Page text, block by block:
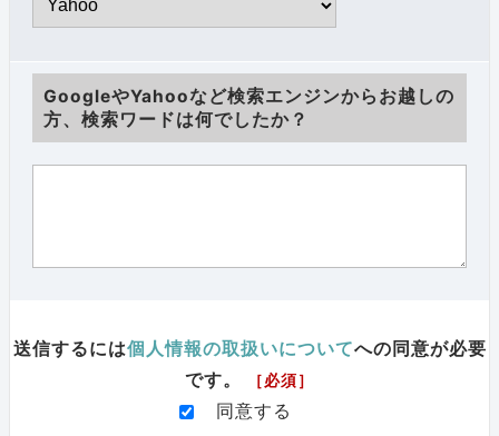
GoogleやYahooなど検索エンジンからお越しの
方、検索ワードは何でしたか？
送信するには個人情報の取扱いについてへの同意が必要
です。
［必須］
同意する